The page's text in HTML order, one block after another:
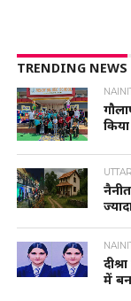
TRENDING NEWS
में